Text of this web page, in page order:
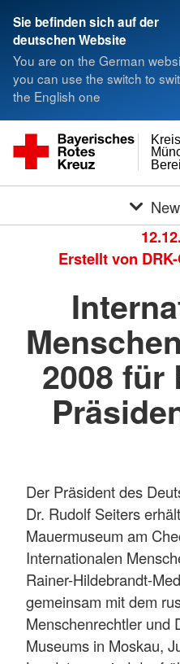
Sie befinden sich auf der
deutschen Website
You are on the German
you can use the switch to
the English one
Erstellt von
2008 für
Der Präsident des
Dr. Rudolf Seiters
Mauermuseum am
Internationalen
Rainer-Hildebrandt-
gemeinsam mit dem
Menschenrechtler und
Museums in Moskau,